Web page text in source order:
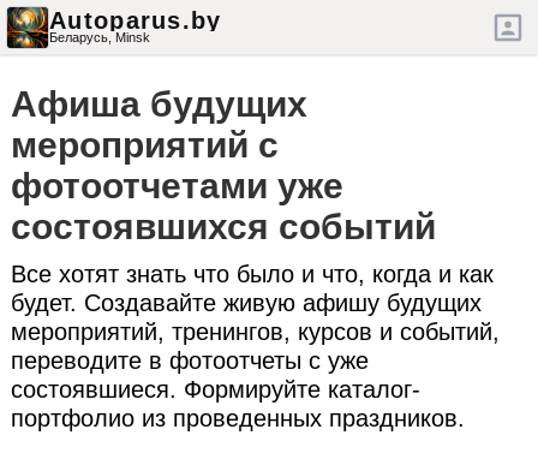
Autoparus.by
Беларусь, Minsk
Афиша будущих
мероприятий с
фотоотчетами уже
состоявшихся событий
Все хотят знать что было и что, когда и как
будет. Создавайте живую афишу будущих
мероприятий, тренингов, курсов и событий,
переводите в фотоотчеты с уже
состоявшиеся. Формируйте каталог-
портфолио из проведенных праздников.